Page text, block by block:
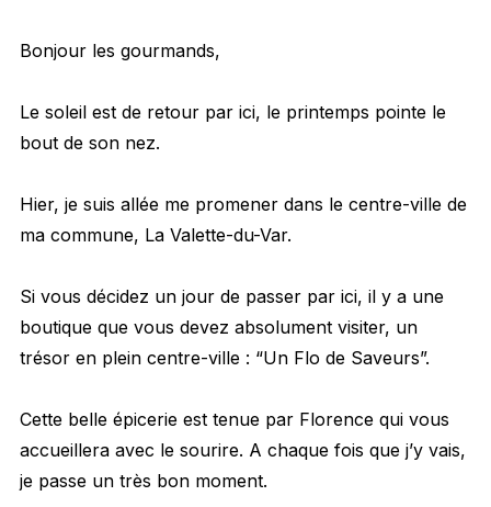
Bonjour les gourmands,
Le soleil est de retour par ici, le printemps pointe le
bout de son nez.
Hier, je suis allée me promener dans le centre-ville de
ma commune, La Valette-du-Var.
Si vous décidez un jour de passer par ici, il y a une
boutique que vous devez absolument visiter, un
trésor en plein centre-ville : “Un Flo de Saveurs”.
Cette belle épicerie est tenue par Florence qui vous
accueillera avec le sourire. A chaque fois que j’y vais,
je passe un très bon moment.